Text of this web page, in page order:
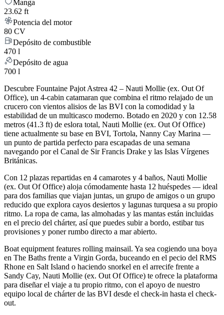
Manga
23.62 ft
Potencia del motor
80 CV
Depósito de combustible
470 l
Depósito de agua
700 l
Descubre Fountaine Pajot Astrea 42 – Nauti Mollie (ex. Out Of
Office), un 4-cabin catamaran que combina el ritmo relajado de un
crucero con vientos alisios de las BVI con la comodidad y la
estabilidad de un multicasco moderno. Botado en 2020 y con 12.58
metros (41.3 ft) de eslora total, Nauti Mollie (ex. Out Of Office)
tiene actualmente su base en BVI, Tortola, Nanny Cay Marina —
un punto de partida perfecto para escapadas de una semana
navegando por el Canal de Sir Francis Drake y las Islas Vírgenes
Británicas.
Con 12 plazas repartidas en 4 camarotes y 4 baños, Nauti Mollie
(ex. Out Of Office) aloja cómodamente hasta 12 huéspedes — ideal
para dos familias que viajan juntas, un grupo de amigos o un grupo
reducido que explora cayos desiertos y lagunas turquesa a su propio
ritmo. La ropa de cama, las almohadas y las mantas están incluidas
en el precio del chárter, así que puedes subir a bordo, estibar tus
provisiones y poner rumbo directo a mar abierto.
Boat equipment features rolling mainsail. Ya sea cogiendo una boya
en The Baths frente a Virgin Gorda, buceando en el pecio del RMS
Rhone en Salt Island o haciendo snorkel en el arrecife frente a
Sandy Cay, Nauti Mollie (ex. Out Of Office) te ofrece la plataforma
para diseñar el viaje a tu propio ritmo, con el apoyo de nuestro
equipo local de chárter de las BVI desde el check-in hasta el check-
out.